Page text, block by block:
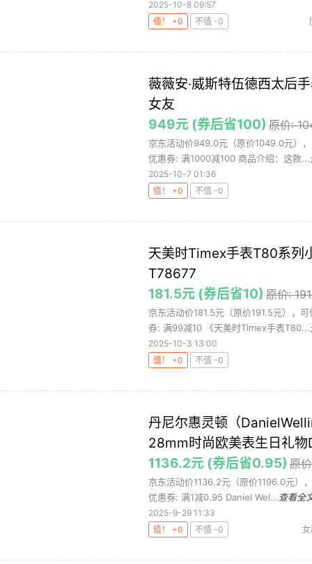
2025-10-8 09:57
值！ +0
不值 -0
薇薇安·威斯特伍德西太后
女友
949元 (券后省100) 原价:
京东活动价949.0元（原价1049.0元）
优惠券: 满1000减100 商品介绍：这款...
2025-10-7 01:36
值！ +0
不值 -0
天美时Timex手表T80系列
T78677
181.5元 (券后省10) 原价:
京东活动价181.5元（原价191.5元），
券: 满99减10 《天美时Timex手表T80...
2025-10-3 13:00
值！ +0
不值 -0
丹尼尔惠灵顿（
28mm时尚欧美表生日礼
1136.2元 (券后省0.95) 原
京东活动价1136.2元（原价1196.0元）
优惠券: 满1减0.95 Daniel Wel... 查看全
2025-9-29 11:33
值！ +0
不值 -0